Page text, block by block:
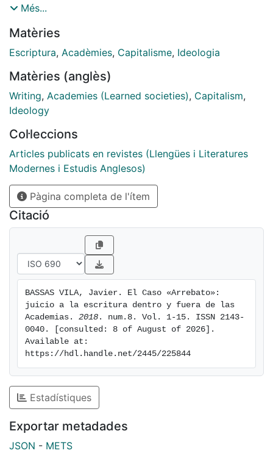
and propose some reflections on its meaning within
surrounding knowledge. Next to take the stand is the
paper itself, the object of the trial, whose author
(Arrebato in the original Spanish) by Iván Zulueta.
Lastly, some conclusions are offered. I will say no
more; the text has a complex structure and is best
[ESP] El presente texto se articula en dos partes: una
presentación y un artículo. Primero, en cursiva,
presento lo que podría llamarse "el caso Arrebato" y
propongo algunas reflexiones sobre su sentido en el
marco de las prácticas actuales del conocimiento
universitario. Seguidamente, se encuentra el artículo
propiamente dicho, objeto del juicio, cuyo autor
propone una lectura política sobre la película Arrebato
(1979) de Iván Zulueta. Finalmente, unas breves
desarrollo es complejo y está listo para la sentencia
de la lectura.
Més...
Matèries
Escriptura, Acadèmies, Capitalisme, Ideologia
Matèries (anglès)
Writing, Academies (Learned societies), Capitalism,
Ideology
Col·leccions
Articles publicats en revistes (Llengües i Literatures
Modernes i Estudis Anglesos)
Pàgina completa de l'ítem
Citació
BASSAS VILA, Javier. El Caso «Arrebato»:
juicio a la escritura dentro y fuera de las
Academias. 2018 . num.8. Vol. 1-15. ISSN 2143-
0040. [consulted: 8 of August of 2026].
Available at:
https://hdl.handle.net/2445/225844
Estadístiques
Exportar metadades
JSON - METS